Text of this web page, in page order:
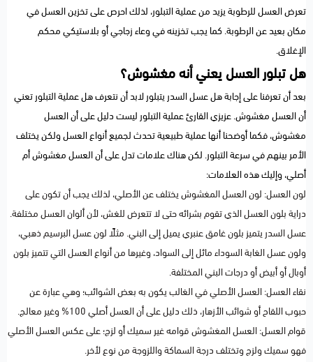
تعرض العسل للرطوبة يزيد من عملية التبلور، لذلك احرص على تخزين العسل في
مكان بعيد عن الرطوبة. كما يجب تخزينه في وعاء زجاجي أو بلاستيكي محكم
الإغلاق.
هل تبلور العسل يعني أنه مغشوش؟
بعد أن تعرفنا على إجابة هل عسل السدر يتبلور لابد أن نتعرف هل عملية التبلور تعني
أن العسل مغشوش. عزيزي القارئ عملية التبلور ليست دليل على أن العسل
مغشوش، فكما أوضحنا أنها عملية طبيعية تحدث لجميع أنواع العسل ولكن يختلف
الأمر بينهم في سرعة التبلور. لكن هناك علامات تدل على أن العسل مغشوش أم
أصلي، وإليك هذه العلامات:
لون العسل: لون العسل المغشوش يختلف عن الأصلي، لذلك يجب أن تكون على
دراية بلون العسل الذي تقوم بشرائه حتى لا تتعرض للغش، لأن ألوان العسل مختلفة.
عسل السدر يتميز بلون غامق عنبري يميل إلى البني. مثلًا لون عسل البرسيم ذهبي،
ولون عسل الغابة السوداء مائل إلى السواد، وغيرها من أنواع العسل التي تتميز بلون
أوبال أو أبيض أو درجات البني المختلفة.
نقاء العسل: العسل الأصلي في الغالب يكون به بعض الشوائب؛ وهي عبارة عن
حبوب اللقاح أو شوائب الأزهار، ذلك دليل على أن العسل أصلي 100% وغير معالج.
قوام العسل: العسل المغشوش قوامه غير سميك أو لزج؛ على عكس العسل الأصلي
فهو سميك ولزج وتختلف درجة السماكة واللزوجة من نوع لأخر.